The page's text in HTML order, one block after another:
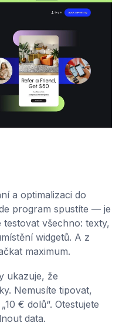
a optimalizaci do
program spustíte — je
testovat všechno: texty,
widgetů. A z
maximum.
ukazuje, že
Nemusíte tipovat,
€ dolů“. Otestujete
data.